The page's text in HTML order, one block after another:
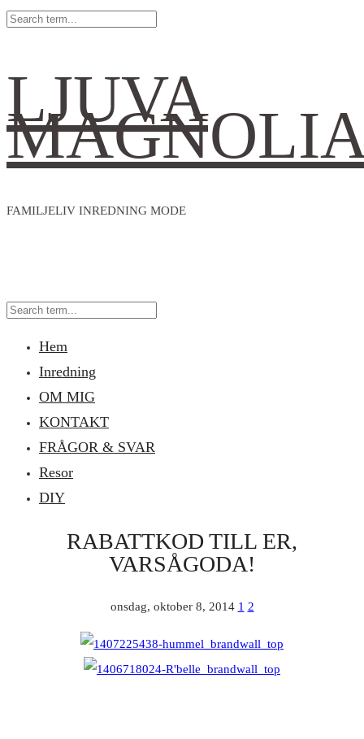
LJUVA
FAMILJELIV INREDNING MODE
Hem
Inredning
OM MIG
KONTAKT
FRÅGOR & SVAR
Resor
DIY
RABATTKOD TILL ER,
VARSÅGODA!
onsdag, oktober 8, 2014 1 2